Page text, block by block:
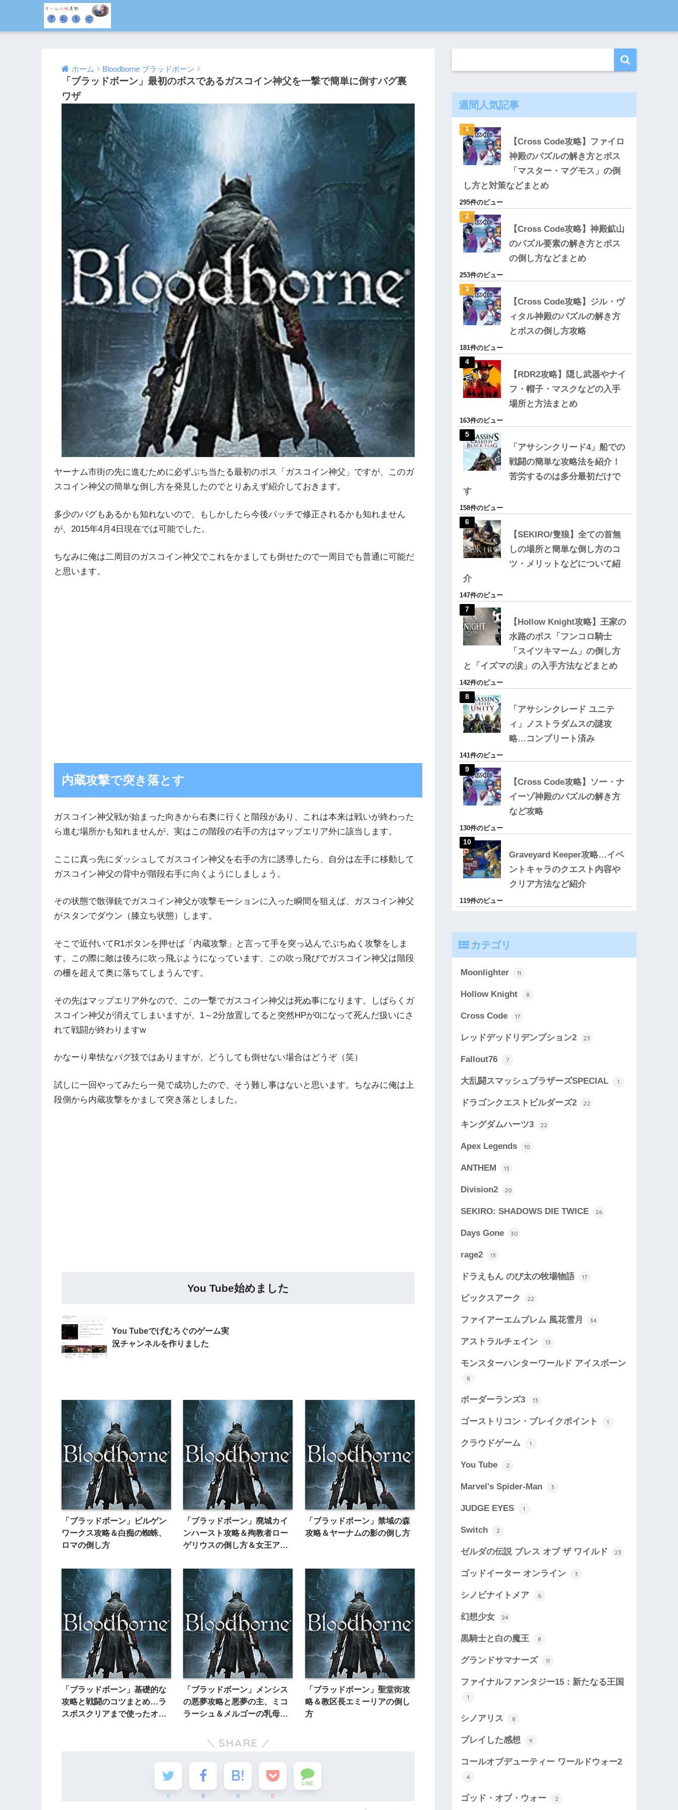
ホーム Bloodborne ブラッドボーン
「ブラッドボーン」最初のボスであるガスコイン神父を一撃で簡単に倒すバグ裏
ワザ
2015/04/04 2016/08/05
ヤーナム市街の先に進むために必ずぶち当たる最初のボス「ガスコイン神父」ですが、このガ
スコイン神父の簡単な倒し方を発見したのでとりあえず紹介しておきます。
多少のバグもあるかも知れないので、もしかしたら今後パッチで修正されるかも知れません
が、2015年4月4日現在では可能でした。
ちなみに俺は二周目のガスコイン神父でこれをかましても倒せたので一周目でも普通に可能だ
と思います。
内蔵攻撃で突き落とす
ガスコイン神父戦が始まった向きから右奥に行くと階段があり、これは本来は戦いが終わった
ら進む場所かも知れませんが、実はこの階段の右手の方はマップエリア外に該当します。
ここに真っ先にダッシュしてガスコイン神父を右手の方に誘導したら、自分は左手に移動して
ガスコイン神父の背中が階段右手に向くようにしましょう。
その状態で散弾銃でガスコイン神父が攻撃モーションに入った瞬間を狙えば、ガスコイン神父
がスタンでダウン（膝立ち状態）します。
そこで近付いてR1ボタンを押せば「内蔵攻撃」と言って手を突っ込んでぶちぬく攻撃をしま
す。この際に敵は後ろに吹っ飛ぶようになっています、この吹っ飛びでガスコイン神父は階段
の柵を超えて奥に落ちてしまうんです。
その先はマップエリア外なので、この一撃でガスコイン神父は死ぬ事になります。しばらくガ
スコイン神父が消えてしまいますが、1～2分放置してると突然HPが0になって死んだ扱いにさ
れて戦闘が終わりますw
かなーり卑怯なバグ技ではありますが、どうしても倒せない場合はどうぞ（笑）
試しに一回やってみたら一発で成功したので、そう難し事はないと思います。ちなみに俺は上
段側から内蔵攻撃をかまして突き落としました。
You Tube始めました
You Tubeでげむろぐのゲーム実
況チャンネルを作りました
「ブラッドボーン」ビルゲン
ワークス攻略＆白痴の蜘蛛、
ロマの倒し方
「ブラッドボーン」廃城カイ
ンハースト攻略＆殉教者ロー
ゲリウスの倒し方＆女王アン
「ブラッドボーン」禁域の森
攻略＆ヤーナムの影の倒し方
「ブラッドボーン」基礎的な
攻略と戦闘のコツまとめ…ラ
スボスクリアまで使ったオス
「ブラッドボーン」メンシス
の悪夢攻略と悪夢の主、ミコ
ラーシュ＆メルゴーの乳母の
「ブラッドボーン」聖堂街攻
略＆教区長エミーリアの倒し
方
SHARE
0 0 0 0
LINE
週間人気記事
【Cross Code攻略】ファイロ
神殿のパズルの解き方とボス
「マスター・マグモス」の倒
し方と対策などまとめ
295件のビュー
【Cross Code攻略】神殿鉱山
のパズル要素の解き方とボス
の倒し方などまとめ
253件のビュー
【Cross Code攻略】ジル・ヴ
ィタル神殿のパズルの解き方
とボスの倒し方攻略
181件のビュー
【RDR2攻略】隠し武器やナイ
フ・帽子・マスクなどの入手
場所と方法まとめ
163件のビュー
「アサシンクリード4」船での
戦闘の簡単な攻略法を紹介！
苦労するのは多分最初だけで
す
158件のビュー
【SEKIRO/隻狼】全ての首無
しの場所と簡単な倒し方のコ
ツ・メリットなどについて紹
介
147件のビュー
【Hollow Knight攻略】王家の
水路のボス「フンコロ騎士
「スイツキマーム」の倒し方
と「イズマの涙」の入手方法などまとめ
142件のビュー
「アサシンクレード ユニテ
ィ」ノストラダムスの謎攻
略…コンプリート済み
141件のビュー
【Cross Code攻略】ソー・ナ
イーゾ神殿のパズルの解き方
など攻略
130件のビュー
Graveyard Keeper攻略…イベ
ントキャラのクエスト内容や
クリア方法など紹介
119件のビュー
カテゴリ
Moonlighter 11
Hollow Knight 8
Cross Code 17
レッドデッドリデンプション2 23
Fallout76 7
大乱闘スマッシュブラザーズSPECIAL 1
ドラゴンクエストビルダーズ2 22
キングダムハーツ3 22
Apex Legends 10
ANTHEM 13
Division2 20
SEKIRO: SHADOWS DIE TWICE 26
Days Gone 30
rage2 13
ドラえもん のび太の牧場物語 17
ピックスアーク 22
ファイアーエムブレム 風花雪月 34
アストラルチェイン 13
モンスターハンターワールド アイスボーン
8
ボーダーランズ3 13
ゴーストリコン・ブレイクポイント 1
クラウドゲーム 1
You Tube 2
Marvel's Spider-Man 3
JUDGE EYES 1
Switch 2
ゼルダの伝説 ブレス オブ ザ ワイルド 23
ゴッドイーター オンライン 3
シノビナイトメア 6
幻想少女 24
黒騎士と白の魔王 8
グランドサマナーズ 11
ファイナルファンタジー15：新たなる王国
1
シノアリス 8
プレイした感想 9
コールオブデューティー ワールドウォー2
4
ゴッド・オブ・ウォー 2